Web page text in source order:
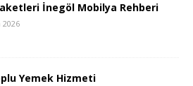
İnegöl Mobilya Rehberi
2026
Yemek Hizmeti